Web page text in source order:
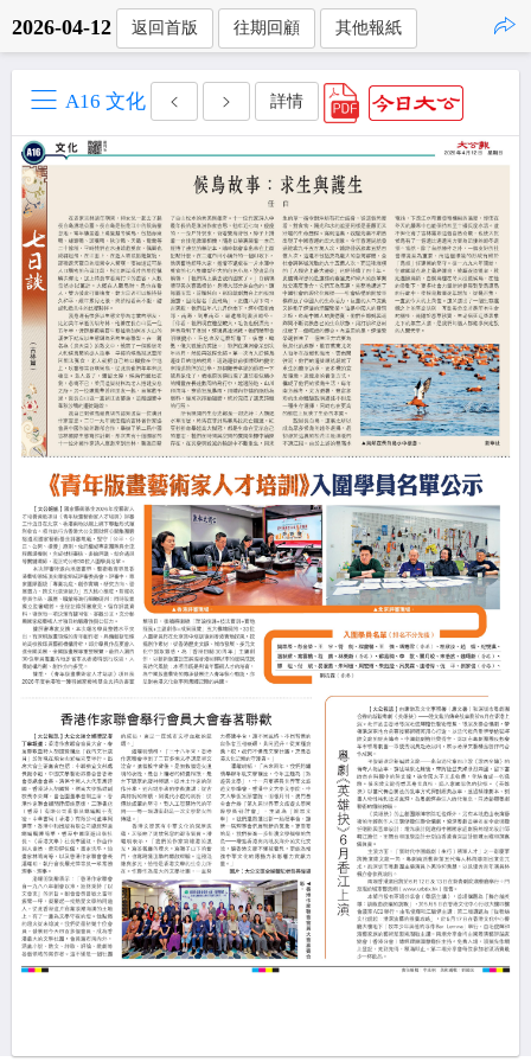
2026-04-12 返回首版 往期回顧 其他報紙
A16 文化 詳情